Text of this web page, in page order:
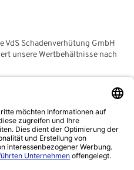
Schadenverhütung GmbH
unsere Wertbehältnisse nach
Body) ist eine neutrale und
der European Security
mit Sitz in Frankfurt am Main.